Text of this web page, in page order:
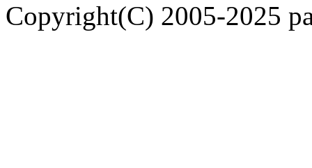
Copyright(C) 2005-2025